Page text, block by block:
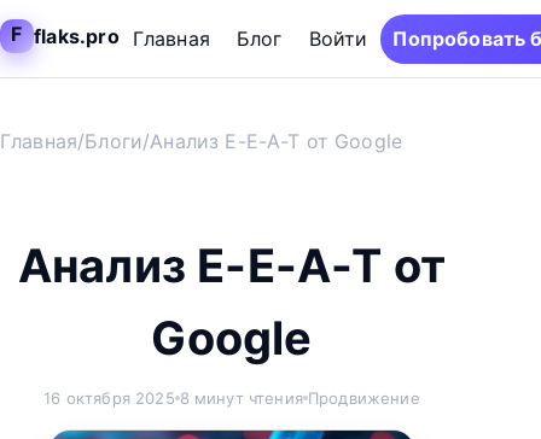
F flaks.pro Главная Блог Войти Попробовать
Главная/Блоги/Анализ E-E-A-T от Google
Анализ E-E-A-T от
Google
16 октября 2025 8 минут чтения Продвижение